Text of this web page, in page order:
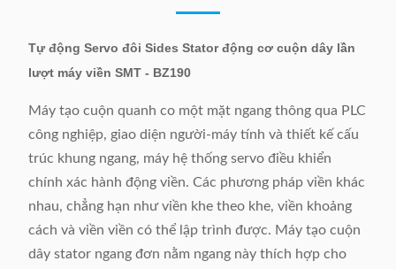
Tự động Servo đôi Sides Stator động cơ cuộn dây lần
lượt máy viền SMT - BZ190
Máy tạo cuộn quanh co một mặt ngang thông qua PLC
công nghiệp, giao diện người-máy tính và thiết kế cấu
trúc khung ngang, máy hệ thống servo điều khiển
chính xác hành động viền. Các phương pháp viền khác
nhau, chẳng hạn như viền khe theo khe, viền khoảng
cách và viền viền có thể lập trình được. Máy tạo cuộn
dây stator ngang đơn nằm ngang này thích hợp cho